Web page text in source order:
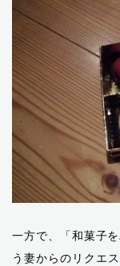
一方で、「和菓子
う妻からのリクエ